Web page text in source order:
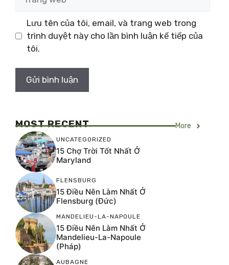
web
Lưu tên của tôi, email, và trang web trong
trình duyệt này cho lần bình luận kế tiếp của
tôi.
MOST RECENT More
UNCATEGORIZED
15 Chợ Trời Tốt Nhất Ở
Maryland
FLENSBURG
15 Điều Nên Làm Nhất Ở
Flensburg (Đức)
MANDELIEU-LA-NAPOULE
15 Điều Nên Làm Nhất Ở
Mandelieu-La-Napoule
(Pháp)
AUBAGNE